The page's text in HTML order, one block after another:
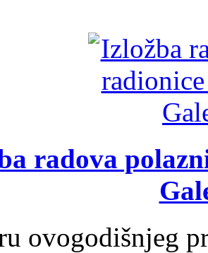
radova
ovogodišnjeg